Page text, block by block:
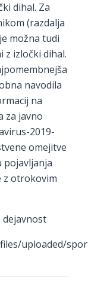
dihal. Za
(razdalja
možna tudi
z izločki dihal.
navodila
na
za javno
2019-
omejitve
pojavljanja
z otrokovim
uploaded/